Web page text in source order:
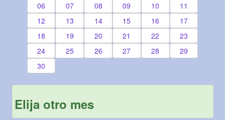
06
07 08 09 10
11
12
13 14 15 16
17
18
19 20 21 22
23
24
25 26 27 28
29
30
Elija otro mes